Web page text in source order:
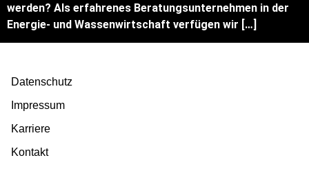
werden? Als erfahrenes Beratungsunternehmen in der
Energie- und Wassenwirtschaft verfügen wir […]
Datenschutz
Impressum
Karriere
Kontakt